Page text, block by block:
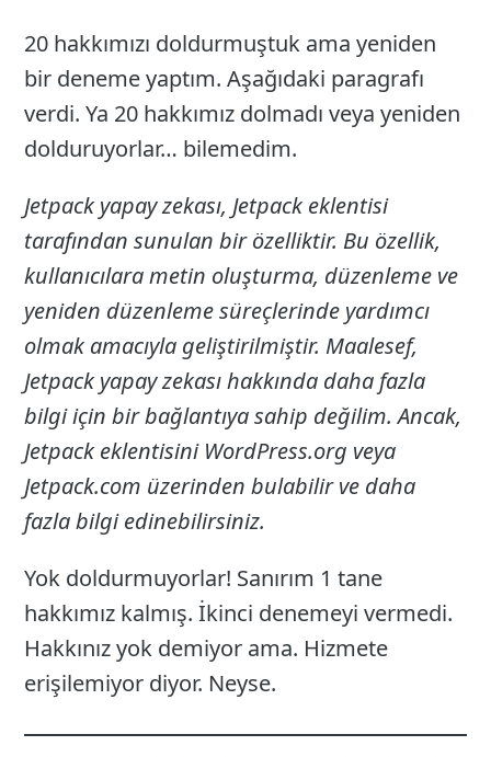
20 hakkımızı doldurmuştuk ama yeniden
bir deneme yaptım. Aşağıdaki paragrafı
verdi. Ya 20 hakkımız dolmadı veya yeniden
dolduruyorlar… bilemedim.
Jetpack yapay zekası, Jetpack eklentisi
tarafından sunulan bir özelliktir. Bu özellik,
kullanıcılara metin oluşturma, düzenleme ve
yeniden düzenleme süreçlerinde yardımcı
olmak amacıyla geliştirilmiştir. Maalesef,
Jetpack yapay zekası hakkında daha fazla
bilgi için bir bağlantıya sahip değilim. Ancak,
Jetpack eklentisini WordPress.org veya
Jetpack.com üzerinden bulabilir ve daha
fazla bilgi edinebilirsiniz.
Yok doldurmuyorlar! Sanırım 1 tane
hakkımız kalmış. İkinci denemeyi vermedi.
Hakkınız yok demiyor ama. Hizmete
erişilemiyor diyor. Neyse.